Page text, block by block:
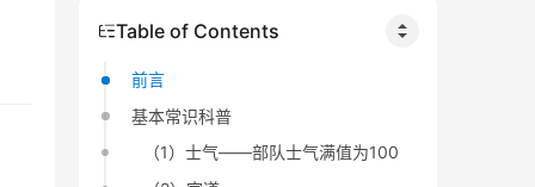
Table of Contents
前言
基本常识科普
（1）士气——部队士气满值为100